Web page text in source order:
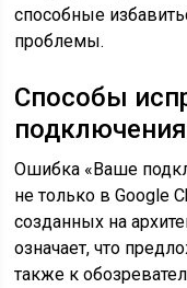
способные
проблемы.
Способы
подключения
Ошибка «Ваше
не только в Google
созданных на
означает, что
также к